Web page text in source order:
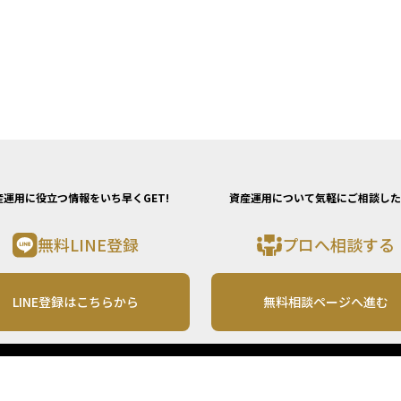
運用に役立つ情報をいち早くGET!
無料LINE登録
LINE登録はこちらから
資産運用について気軽にご相談し
プロへ相談する
無料相談ページへ進む